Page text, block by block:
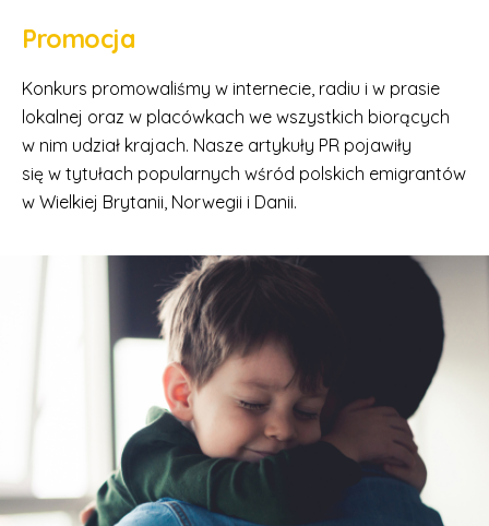
Promocja
Konkurs promowaliśmy w internecie, radiu i w prasie
lokalnej oraz w placówkach we wszystkich biorących
w nim udział krajach. Nasze artykuły PR pojawiły
się w tytułach popularnych wśród polskich emigrantów
w Wielkiej Brytanii, Norwegii i Danii.